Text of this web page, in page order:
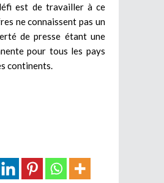
est de travailler à ce
ne connaissent pas un
de presse étant une
pour tous les pays
continents.